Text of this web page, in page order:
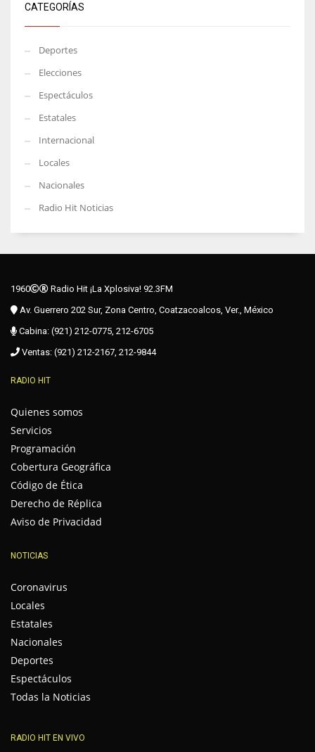
CATEGORÍAS
Deportes
Elecciones
Espectáculos
Estatales
Internacional
Locales
Nacionales
Radio Hit Noticias
1960
Radio Hit ¡La Xplosiva! 92.3FM
Av. Guerrero 202 Sur, Zona Centro, Coatzacoalcos, Ver., México
Cabina: (921) 212-0775, 212-6705
Ventas: (921) 212-2167, 212-9844
RADIO HIT
Quienes somos
Servicios
Programación
Cobertura Geográfica
Código de Ética
Derecho de Réplica
Aviso de Privacidad
NOTICIAS
Coronavirus
Locales
Estatales
Nacionales
Deportes
Espectáculos
Todas la Noticias
RADIO HIT EN VIVO